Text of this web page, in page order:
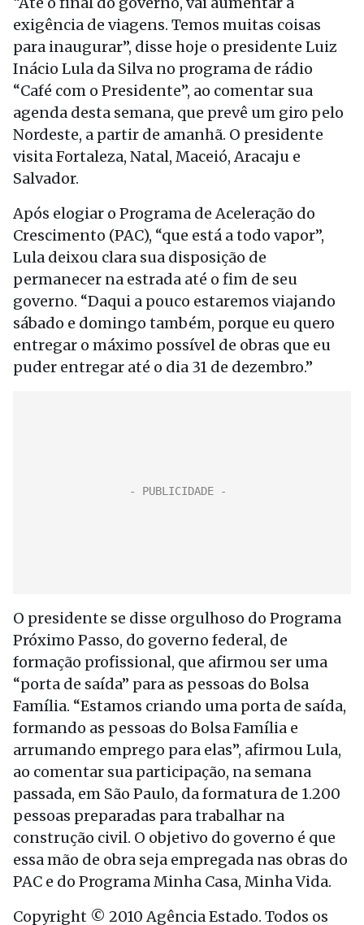
exigência de viagens. Temos muitas coisas
para inaugurar”, disse hoje o presidente Luiz
Inácio Lula da Silva no programa de rádio
“Café com o Presidente”, ao comentar sua
agenda desta semana, que prevê um giro pelo
Nordeste, a partir de amanhã. O presidente
visita Fortaleza, Natal, Maceió, Aracaju e
Salvador.
Após elogiar o Programa de Aceleração do
Crescimento (PAC), “que está a todo vapor”,
Lula deixou clara sua disposição de
permanecer na estrada até o fim de seu
governo. “Daqui a pouco estaremos viajando
sábado e domingo também, porque eu quero
entregar o máximo possível de obras que eu
puder entregar até o dia 31 de dezembro.”
O presidente se disse orgulhoso do Programa
Próximo Passo, do governo federal, de
formação profissional, que afirmou ser uma
“porta de saída” para as pessoas do Bolsa
Família. “Estamos criando uma porta de saída,
formando as pessoas do Bolsa Família e
arrumando emprego para elas”, afirmou Lula,
ao comentar sua participação, na semana
passada, em São Paulo, da formatura de 1.200
pessoas preparadas para trabalhar na
construção civil. O objetivo do governo é que
essa mão de obra seja empregada nas obras do
PAC e do Programa Minha Casa, Minha Vida.
Copyright © 2010 Agência Estado. Todos os